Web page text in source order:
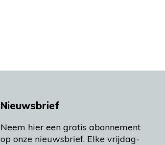
Nieuwsbrief
Neem hier een gratis abonnement
op onze nieuwsbrief. Elke vrijdag-